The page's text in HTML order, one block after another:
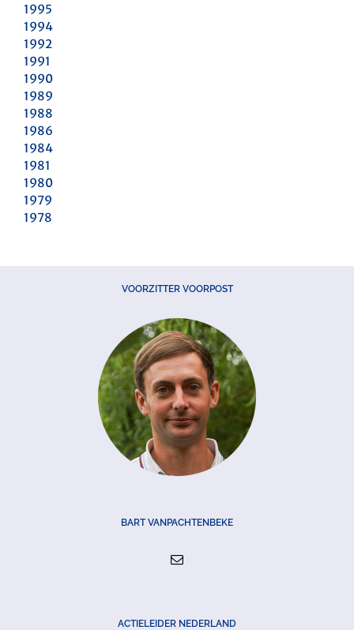
1995
1994
1992
1991
1990
1989
1988
1986
1984
1981
1980
1979
1978
VOORZITTER VOORPOST
BART VANPACHTENBEKE
ACTIELEIDER NEDERLAND